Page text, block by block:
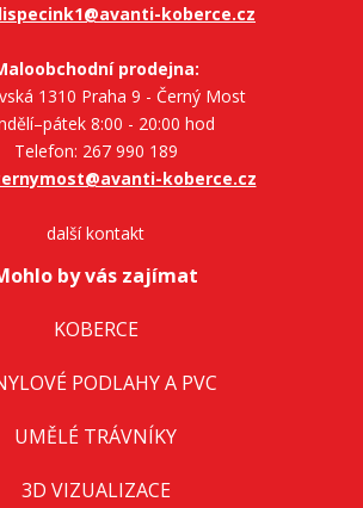
koberce.cz
prodejna:
1310 Praha 9 - Černý Most
8:00 - 20:00 hod
Telefon: 267 990 189
koberce.cz
další kontakt
by vás zajímat
KOBERCE
PODLAHY A PVC
UMĚLÉ TRÁVNÍKY
3D VIZUALIZACE